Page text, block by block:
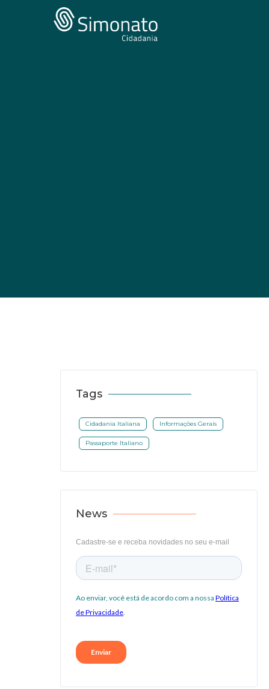
Tags
Cidadania Italiana Informações Gerais
Passaporte Italiano
News
Cadastre-se e receba novidades no seu e-mail